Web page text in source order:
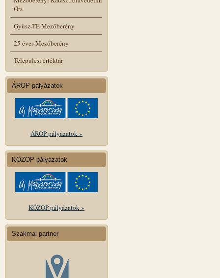
Őrs
Gyüsz-TE Mezőberény
25 éves Mezőberény
Települési értéktár
ÁROP pályázatok
ÁROP pályázatok »
KÖZOP pályázatok
KÖZOP pályázatok »
Szakmai partner